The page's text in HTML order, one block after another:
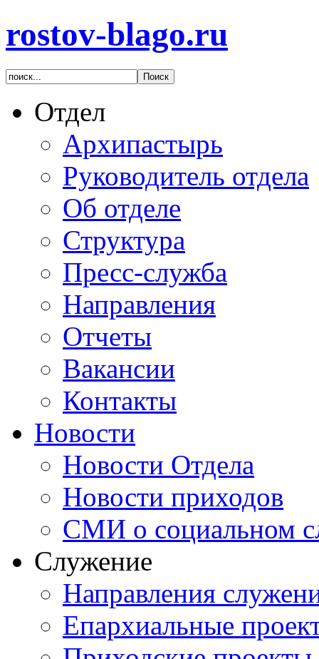
rostov-blago.ru
Отдел
Архипастырь
Руководитель отдела
Об отделе
Структура
Пресс-служба
Направления
Отчеты
Вакансии
Контакты
Новости
Новости Отдела
Новости приходов
СМИ о социальном
Служение
Направления
Епархиальные